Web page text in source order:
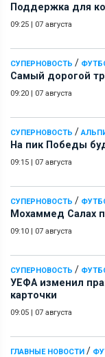
Поддержка для
09:25 | 07 августа
СУПЕРНОВОСТЬ /
Самый дорогой
09:20 | 07 августа
СУПЕРНОВОСТЬ /
На пик Победы
09:15 | 07 августа
СУПЕРНОВОСТЬ /
Мохаммед Салах
09:10 | 07 августа
СУПЕРНОВОСТЬ /
УЕФА изменил
карточки
09:05 | 07 августа
ГЛАВНЫЕ НОВОСТИ /